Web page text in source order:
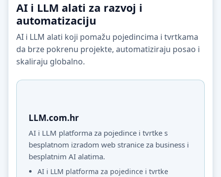
AI i LLM alati za razvoj i
automatizaciju
AI i LLM alati koji pomažu pojedincima i tvrtkama
da brze pokrenu projekte, automatiziraju posao i
skaliraju globalno.
LLM.com.hr
AI i LLM platforma za pojedince i tvrtke s
besplatnom izradom web stranice za business i
besplatnim AI alatima.
AI i LLM platforma za pojedince i tvrtke